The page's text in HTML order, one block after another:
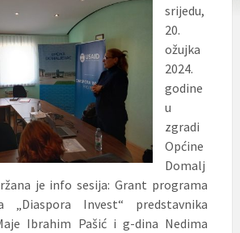
srijedu,
20.
ožujka
2024.
godine
u
zgradi
Općine
Domalj
je info sesija: Grant programa
„Diaspora Invest“ predstavnika
Ibrahim Pašić i g-dina Nedima